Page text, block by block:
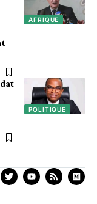
AFRIQUE
POLITIQUE